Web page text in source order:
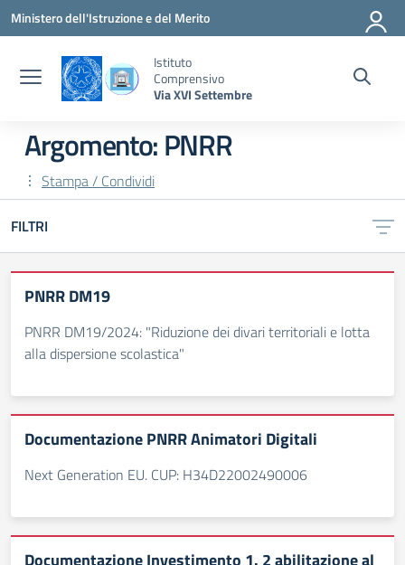
Vai ai contenuti
Vai al menu di navigazione
Vai al footer
Ministero dell'Istruzione e del Merito
Istituto
Comprensivo
Via XVI Settembre
Argomento: PNRR
Stampa / Condividi
FILTRI
PNRR DM19
PNRR DM19/2024: "Riduzione dei divari territoriali e lotta
alla dispersione scolastica"
Documentazione PNRR Animatori Digitali
Next Generation EU. CUP: H34D22002490006
Documentazione Investimento 1. 2 abilitazione al